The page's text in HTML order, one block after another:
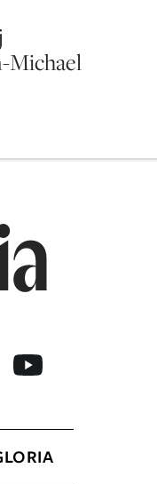
Michael